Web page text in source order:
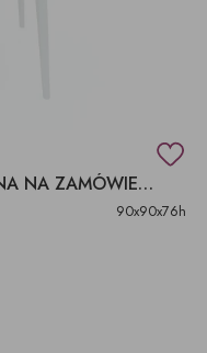
STÓŁ 90 CM OKRĄGŁY Z DREWNA NA ZAMÓWIENIE
90x90x76h